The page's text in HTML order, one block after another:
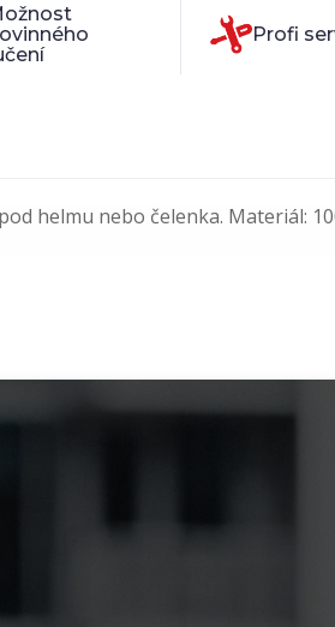
Profi
helmu nebo čelenka. Materiál: